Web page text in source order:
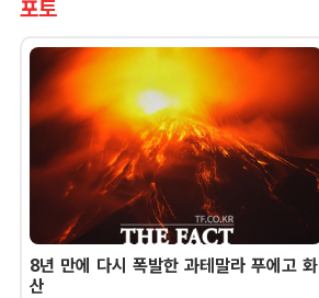
포토
8년 만에 다시 폭발한 과테말라 푸에고 화
산